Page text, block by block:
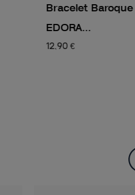
Bracelet Baroque
EDORA...
12,90 €